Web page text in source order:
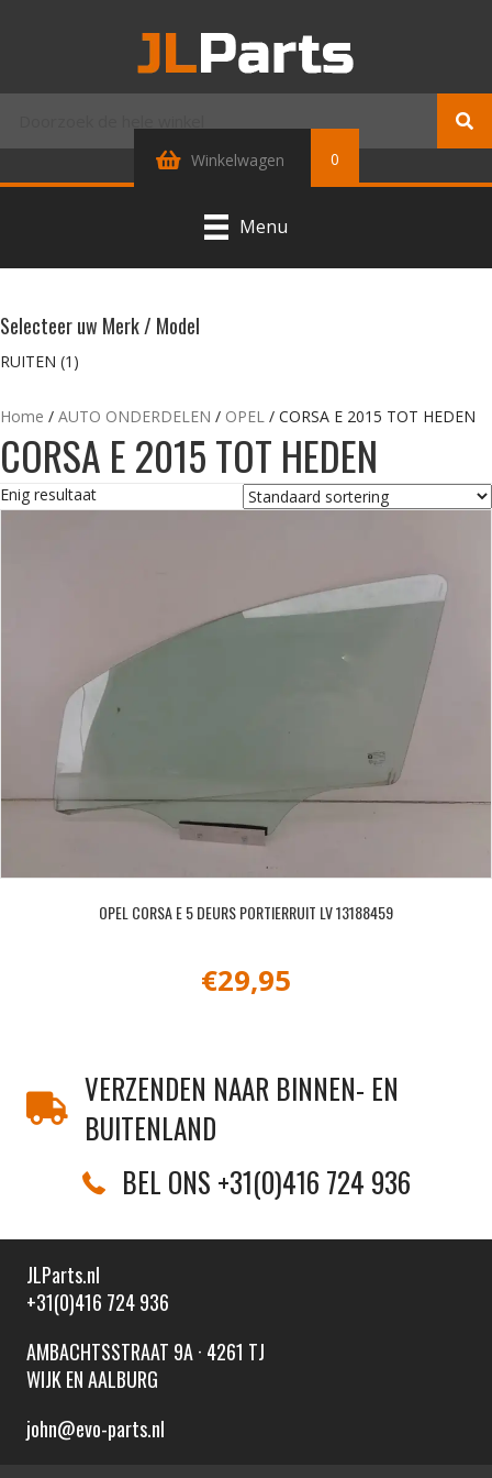
Winkelwagen 0
Menu
Selecteer uw Merk / Model
RUITEN (1)
Home / AUTO ONDERDELEN / OPEL / CORSA E 2015 TOT HEDEN
CORSA E 2015 TOT HEDEN
Enig resultaat
OPEL CORSA E 5 DEURS PORTIERRUIT LV 13188459
€29,95
VERZENDEN NAAR BINNEN- EN
BUITENLAND
BEL ONS +31(0)416 724 936
JLParts.nl
+31(0)416 724 936
AMBACHTSSTRAAT 9A · 4261 TJ
WIJK EN AALBURG
john@evo-parts.nl